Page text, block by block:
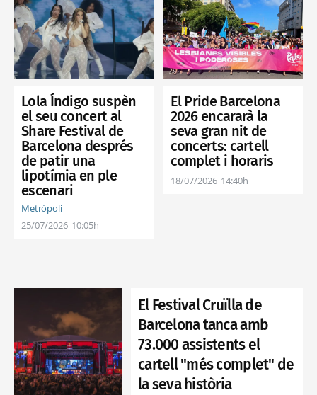
Lola Índigo suspèn
el seu concert al
Share Festival de
Barcelona després
de patir una
lipotímia en ple
escenari
Metrópoli
25/07/2026 10:05h
El Pride Barcelona
2026 encararà la
seva gran nit de
concerts: cartell
complet i horaris
18/07/2026 14:40h
El Festival Cruïlla de
Barcelona tanca amb
73.000 assistents el
cartell "més complet" de
la seva història